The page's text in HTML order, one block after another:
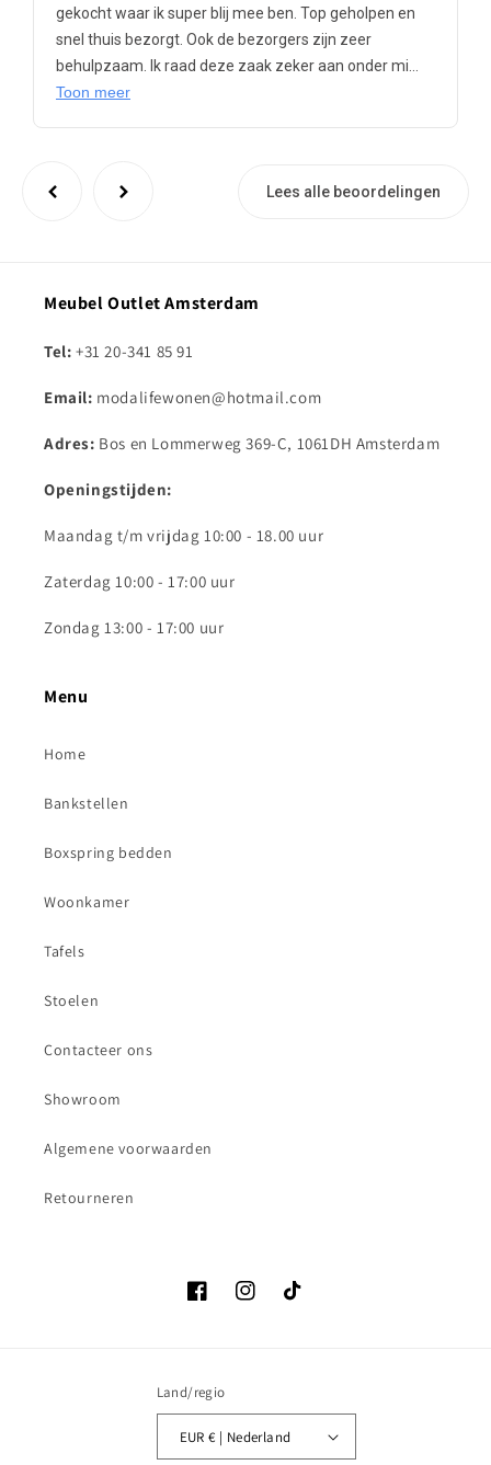
gekocht waar ik super blij mee ben. Top geholpen en
snel thuis bezorgt. Ook de bezorgers zijn zeer
behulpzaam. Ik raad deze zaak zeker aan onder mi...
Toon meer
Lees alle beoordelingen
Meubel Outlet Amsterdam
Tel: +31 20-341 85 91
Email: modalifewonen@hotmail.com
Adres: Bos en Lommerweg 369-C, 1061DH Amsterdam
Openingstijden:
Maandag t/m vrijdag 10:00 - 18.00 uur
Zaterdag 10:00 - 17:00 uur
Zondag 13:00 - 17:00 uur
Menu
Home
Bankstellen
Boxspring bedden
Woonkamer
Tafels
Stoelen
Contacteer ons
Showroom
Algemene voorwaarden
Retourneren
FacebookInstagramTikTok
Land/regio
EUR € | Nederland